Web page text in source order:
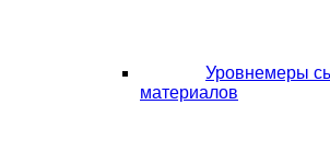
Уровнемеры
материалов